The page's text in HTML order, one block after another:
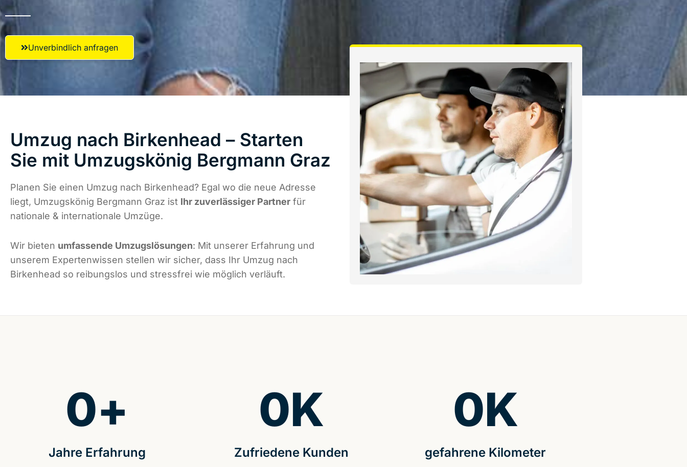
Unverbindlich anfragen
Umzug nach Birkenhead – Starten
Sie mit Umzugskönig Bergmann Graz
Planen Sie einen Umzug nach Birkenhead? Egal wo die neue Adresse
liegt, Umzugskönig Bergmann Graz ist Ihr zuverlässiger Partner für
nationale & internationale Umzüge.
Wir bieten umfassende Umzugslösungen: Mit unserer Erfahrung und
unserem Expertenwissen stellen wir sicher, dass Ihr Umzug nach
Birkenhead so reibungslos und stressfrei wie möglich verläuft.
Jahre Erfahrung
0+
Zufriedene Kunden
0K
gefahrene Kilometer
0K